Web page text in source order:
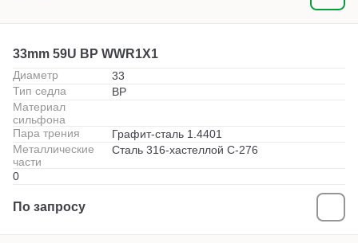
33mm 59U BP WWR1X1
Диаметр
33
Тип седла
BP
Материал
сильфона
Пара трения
Графит-сталь 1.4401
Металлические
части
Сталь 316-хастеллой С-276
0
По запросу